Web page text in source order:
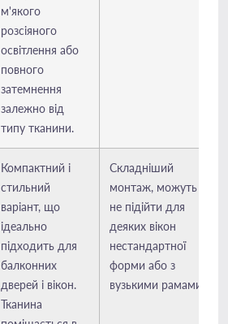
м'якого
розсіяного
освітлення або
повного
затемнення
залежно від
типу тканини.
Компактний і
стильний
варіант, що
ідеально
підходить для
балконних
дверей і вікон.
Тканина
Складніший
монтаж, можуть
не підійти для
деяких вікон
нестандартної
форми або з
вузькими рамами.